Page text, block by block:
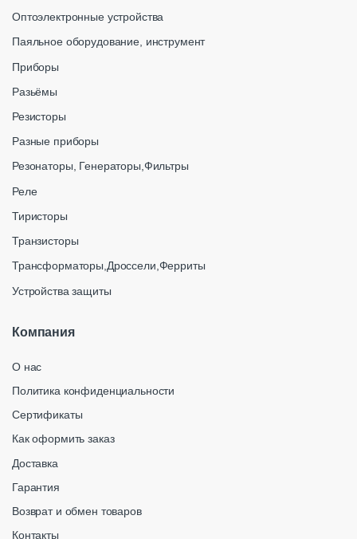
Оптоэлектронные устройства
Паяльное оборудование, инструмент
Приборы
Разьёмы
Резисторы
Разные приборы
Резонаторы, Генераторы,Фильтры
Реле
Тиристоры
Транзисторы
Трансформаторы,Дроссели,Ферриты
Устройства защиты
Компания
О нас
Политика конфиденциальности
Сертификаты
Как оформить заказ
Доставка
Гарантия
Возврат и обмен товаров
Контакты